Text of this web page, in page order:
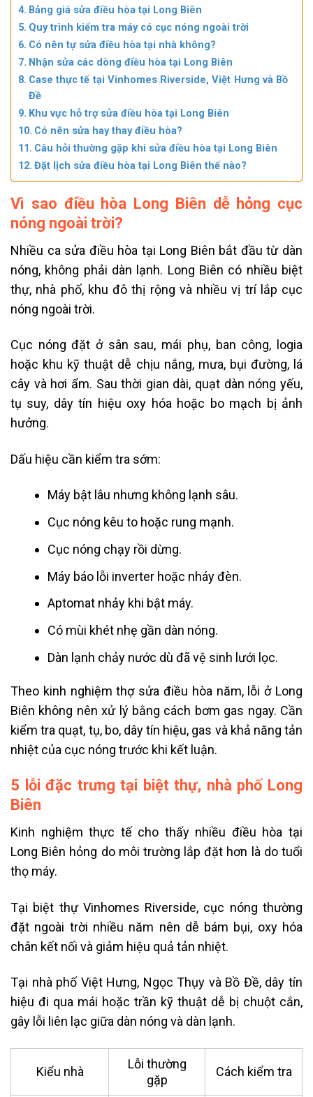
Bảng giá sửa điều hòa tại Long Biên
Quy trình kiểm tra máy có cục nóng ngoài trời
Có nên tự sửa điều hòa tại nhà không?
Nhận sửa các dòng điều hòa tại Long Biên
Case thực tế tại Vinhomes Riverside, Việt Hưng và Bồ
Đề
Khu vực hỗ trợ sửa điều hòa tại Long Biên
Có nên sửa hay thay điều hòa?
Câu hỏi thường gặp khi sửa điều hòa tại Long Biên
Đặt lịch sửa điều hòa tại Long Biên thế nào?
Vì sao điều hòa Long Biên dễ hỏng cục
nóng ngoài trời?
Nhiều ca sửa điều hòa tại Long Biên bắt đầu từ dàn
nóng, không phải dàn lạnh. Long Biên có nhiều biệt
thự, nhà phố, khu đô thị rộng và nhiều vị trí lắp cục
nóng ngoài trời.
Cục nóng đặt ở sân sau, mái phụ, ban công, logia
hoặc khu kỹ thuật dễ chịu nắng, mưa, bụi đường, lá
cây và hơi ẩm. Sau thời gian dài, quạt dàn nóng yếu,
tụ suy, dây tín hiệu oxy hóa hoặc bo mạch bị ảnh
hưởng.
Dấu hiệu cần kiểm tra sớm:
Máy bật lâu nhưng không lạnh sâu.
Cục nóng kêu to hoặc rung mạnh.
Cục nóng chạy rồi dừng.
Máy báo lỗi inverter hoặc nháy đèn.
Aptomat nhảy khi bật máy.
Có mùi khét nhẹ gần dàn nóng.
Dàn lạnh chảy nước dù đã vệ sinh lưới lọc.
Theo kinh nghiệm thợ sửa điều hòa năm, lỗi ở Long
Biên không nên xử lý bằng cách bơm gas ngay. Cần
kiểm tra quạt, tụ, bo, dây tín hiệu, gas và khả năng tản
nhiệt của cục nóng trước khi kết luận.
5 lỗi đặc trưng tại biệt thự, nhà phố Long
Biên
Kinh nghiệm thực tế cho thấy nhiều điều hòa tại
Long Biên hỏng do môi trường lắp đặt hơn là do tuổi
thọ máy.
Tại biệt thự Vinhomes Riverside, cục nóng thường
đặt ngoài trời nhiều năm nên dễ bám bụi, oxy hóa
chân kết nối và giảm hiệu quả tản nhiệt.
Tại nhà phố Việt Hưng, Ngọc Thụy và Bồ Đề, dây tín
hiệu đi qua mái hoặc trần kỹ thuật dễ bị chuột cắn,
gây lỗi liên lạc giữa dàn nóng và dàn lạnh.
Kiểu nhà
Lỗi thường
gặp
Cách kiểm tra